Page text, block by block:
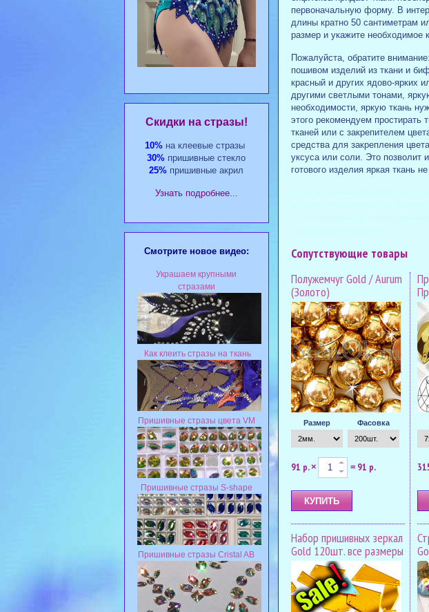
первоначальную форму. В
длины кратно 50 сантиметрам
размер и укажите необходимое
Пожалуйста, обратите
пошивом изделий из ткани и
красный и других ядово-ярких
другими светлыми тонами,
необходимости, яркую ткань
этого рекомендуем простирать
тканей или с закрепителем
средства для закрепления
уксуса или соли. Это позволит
готового изделия яркая ткань
Сопутствующие товары
Полужемчуг Gold / Aurum
(Золото)
Размер Фасовка
91 р.× = 91 р.
Набор пришивных зеркал
Gold 120шт. все размеры
Cкидки на стразы!
10% на клеевые стразы
30% пришивные стекло
25% пришивные акрил
Узнать подробнее...
Смотрите новое видео:
Украшаем крупными
стразами
Как клеить стразы на ткань
Пришивные стразы цвета VM
Пришивные стразы S-shape
Пришивные стразы Cristal AB